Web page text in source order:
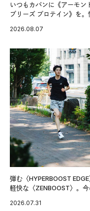
いつもカバンに《アーモン
ブリーズ プロテイン》を。
グ習慣。
2026.08.07
弾む〈HYPERBOOST EDGE
軽快な〈ZENBOOST〉。今
出した新機軸。
2026.07.31